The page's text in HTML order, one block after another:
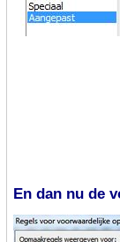
En dan nu de